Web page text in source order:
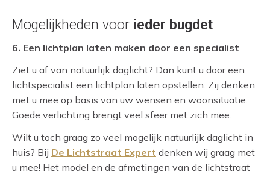
Mogelijkheden voor ieder bugdet
6. Een lichtplan laten maken door een specialist
Ziet u af van natuurlijk daglicht? Dan kunt u door een
lichtspecialist een lichtplan laten opstellen. Zij denken
met u mee op basis van uw wensen en woonsituatie.
Goede verlichting brengt veel sfeer met zich mee.
Wilt u toch graag zo veel mogelijk natuurlijk daglicht in
huis? Bij De Lichtstraat Expert denken wij graag met
u mee! Het model en de afmetingen van de lichtstraat